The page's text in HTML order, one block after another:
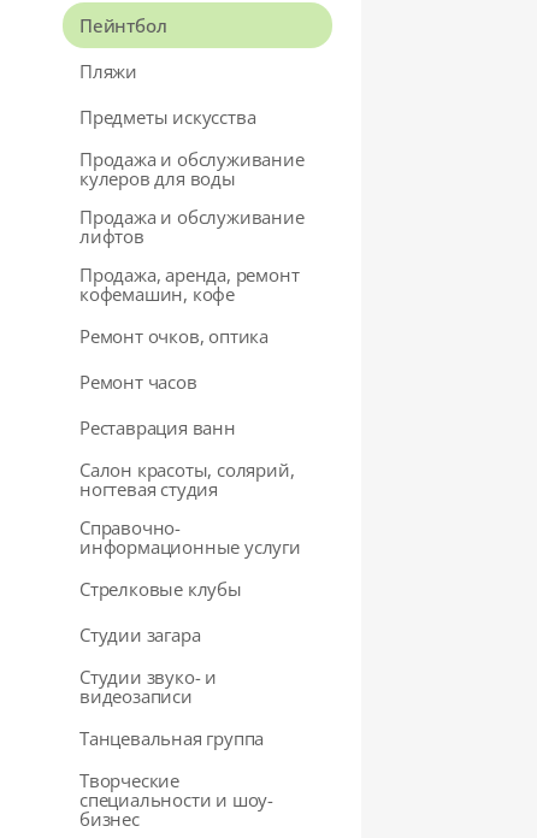
Пейнтбол
Пляжи
Предметы искусства
Продажа и обслуживание
кулеров для воды
Продажа и обслуживание
лифтов
Продажа, аренда, ремонт
кофемашин, кофе
Ремонт очков, оптика
Ремонт часов
Реставрация ванн
Салон красоты, солярий,
ногтевая студия
Справочно-
информационные услуги
Стрелковые клубы
Студии загара
Студии звуко- и
видеозаписи
Танцевальная группа
Творческие
специальности и шоу-
бизнес